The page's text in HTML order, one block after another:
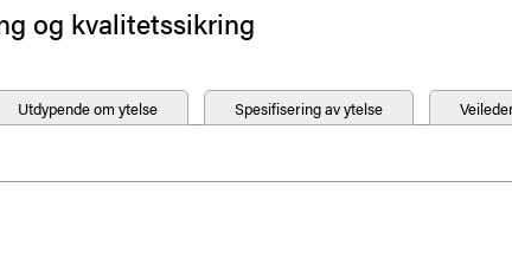
og kvalitetssikring
Utdypende om ytelse Spesifisering av ytelse